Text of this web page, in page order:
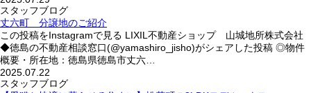
スタッフブログ
丈六町 分譲地のご紹介
この投稿をInstagramで見る LIXIL不動産ショップ 山城地所株式会社
◆徳島の不動産相談窓口(@yamashiro_jisho)がシェアした投稿 ◎物件
概要・所在地：徳島県徳島市丈六…
2025.07.22
スタッフブログ